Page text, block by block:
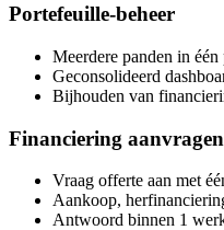
Portefeuille-beheer
Meerdere panden in
Geconsolideerd
Bijhouden van
Financiering aanvragen
Vraag offerte aan met
Aankoop,
Antwoord binnen 1